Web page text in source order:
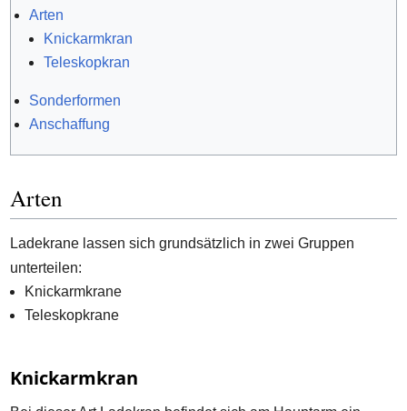
Arten
Knickarmkran
Teleskopkran
Sonderformen
Anschaffung
Arten
Ladekrane lassen sich grundsätzlich in zwei Gruppen
unterteilen:
Knickarmkrane
Teleskopkrane
Knickarmkran